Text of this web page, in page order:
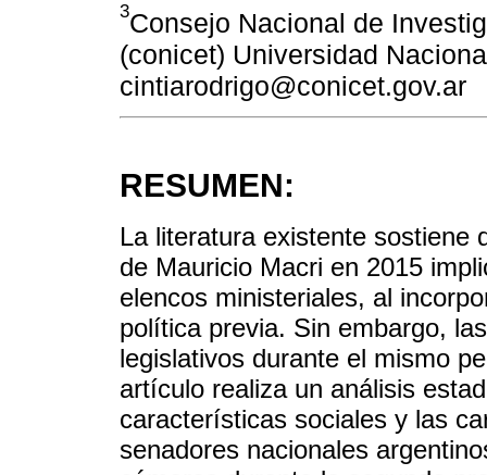
3Consejo Nacional de
(conicet) Universidad
cintiarodrigo@conicet.gov.ar
RESUMEN:
La literatura existente sostiene
de Mauricio Macri en 2015
elencos ministeriales, al
política previa. Sin embargo,
legislativos durante el mismo
artículo realiza un análisis
características sociales y las
senadores nacionales